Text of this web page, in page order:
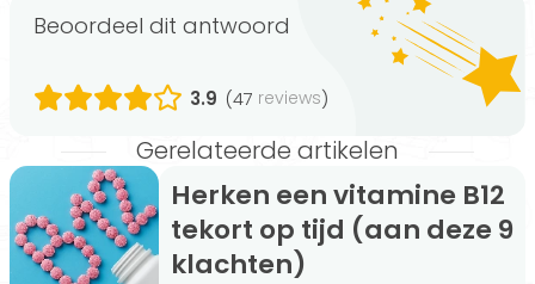
Beoordeel dit antwoord
3.9 (47 reviews)
Gerelateerde artikelen
Herken een vitamine B12
tekort op tijd (aan deze 9
klachten)